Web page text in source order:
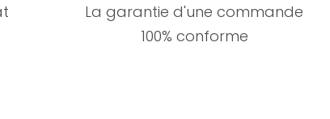
La garantie d'une commande
100% conforme